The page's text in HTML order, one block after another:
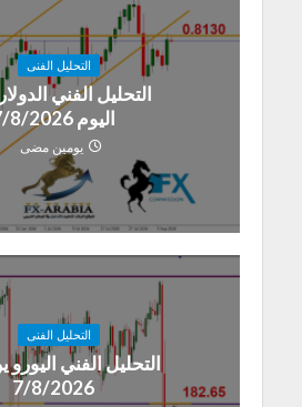
التحليل الفنى
التحليل الفني
اليوم 7/8/2026
يومين مضى
التحليل الفنى
التحليل الفني اليورو
7/8/2026